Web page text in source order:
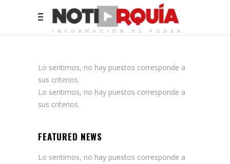
Lo sentimos, no hay puestos corresponde a
sus criterios.
Lo sentimos, no hay puestos corresponde a
sus criterios.
FEATURED NEWS
Lo sentimos, no hay puestos corresponde a